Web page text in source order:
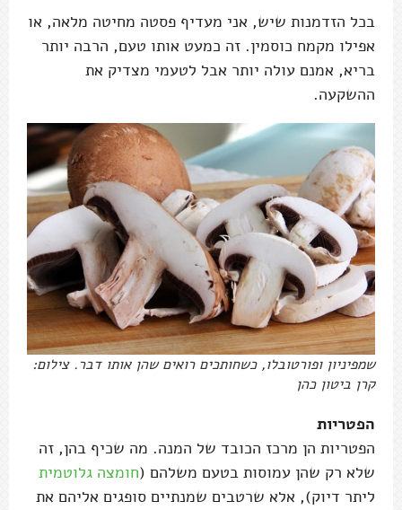
בכל הזדמנות שיש, אני מעדיף פסטה מחיטה מלאה, או
אפילו מקמח כוסמין. זה כמעט אותו טעם, הרבה יותר
בריא, אמנם עולה יותר אבל לטעמי מצדיק את
ההשקעה.
שמפיניון ופורטובלו, כשחותכים רואים שהן אותו דבר. צילום:
קרן ביטון כהן
הפטריות
הפטריות הן מרכז הכובד של המנה. מה שכיף בהן, זה
שלא רק שהן עמוסות בטעם משלהם (חומצה גלוטמית
ליתר דיוק), אלא שרטבים שמנתיים סופגים אליהם את